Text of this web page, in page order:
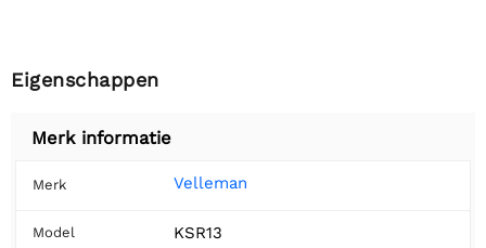
Eigenschappen
Merk informatie
Merk Velleman
Model KSR13